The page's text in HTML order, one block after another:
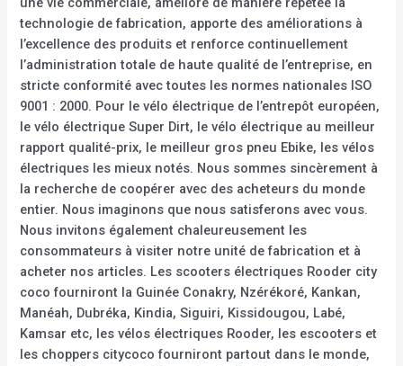
technologie de fabrication, apporte des améliorations à
l’excellence des produits et renforce continuellement
l’administration totale de haute qualité de l’entreprise, en
stricte conformité avec toutes les normes nationales ISO
9001 : 2000. Pour le vélo électrique de l’entrepôt européen,
le vélo électrique Super Dirt, le vélo électrique au meilleur
rapport qualité-prix, le meilleur gros pneu Ebike, les vélos
électriques les mieux notés. Nous sommes sincèrement à
la recherche de coopérer avec des acheteurs du monde
entier. Nous imaginons que nous satisferons avec vous.
Nous invitons également chaleureusement les
consommateurs à visiter notre unité de fabrication et à
acheter nos articles. Les scooters électriques Rooder city
coco fourniront la Guinée Conakry, Nzérékoré, Kankan,
Manéah, Dubréka, Kindia, Siguiri, Kissidougou, Labé,
Kamsar etc, les vélos électriques Rooder, les escooters et
les choppers citycoco fourniront partout dans le monde,